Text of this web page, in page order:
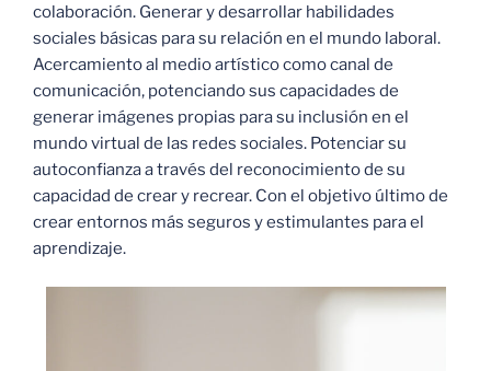
colaboración. Generar y desarrollar habilidades
sociales básicas para su relación en el mundo laboral.
Acercamiento al medio artístico como canal de
comunicación, potenciando sus capacidades de
generar imágenes propias para su inclusión en el
mundo virtual de las redes sociales. Potenciar su
autoconfianza a través del reconocimiento de su
capacidad de crear y recrear. Con el objetivo último de
crear entornos más seguros y estimulantes para el
aprendizaje.